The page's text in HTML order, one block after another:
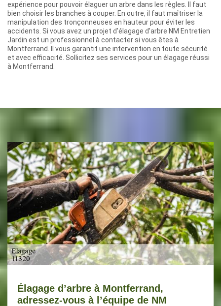
expérience pour pouvoir élaguer un arbre dans les règles. Il faut
bien choisir les branches à couper. En outre, il faut maîtriser la
manipulation des tronçonneuses en hauteur pour éviter les
accidents. Si vous avez un projet d’élagage d’arbre NM Entretien
Jardin est un professionnel à contacter si vous êtes à
Montferrand. Il vous garantit une intervention en toute sécurité
et avec efficacité. Sollicitez ses services pour un élagage réussi
à Montferrand.
Élagage d’arbre à Montferrand,
adressez-vous à l’équipe de NM